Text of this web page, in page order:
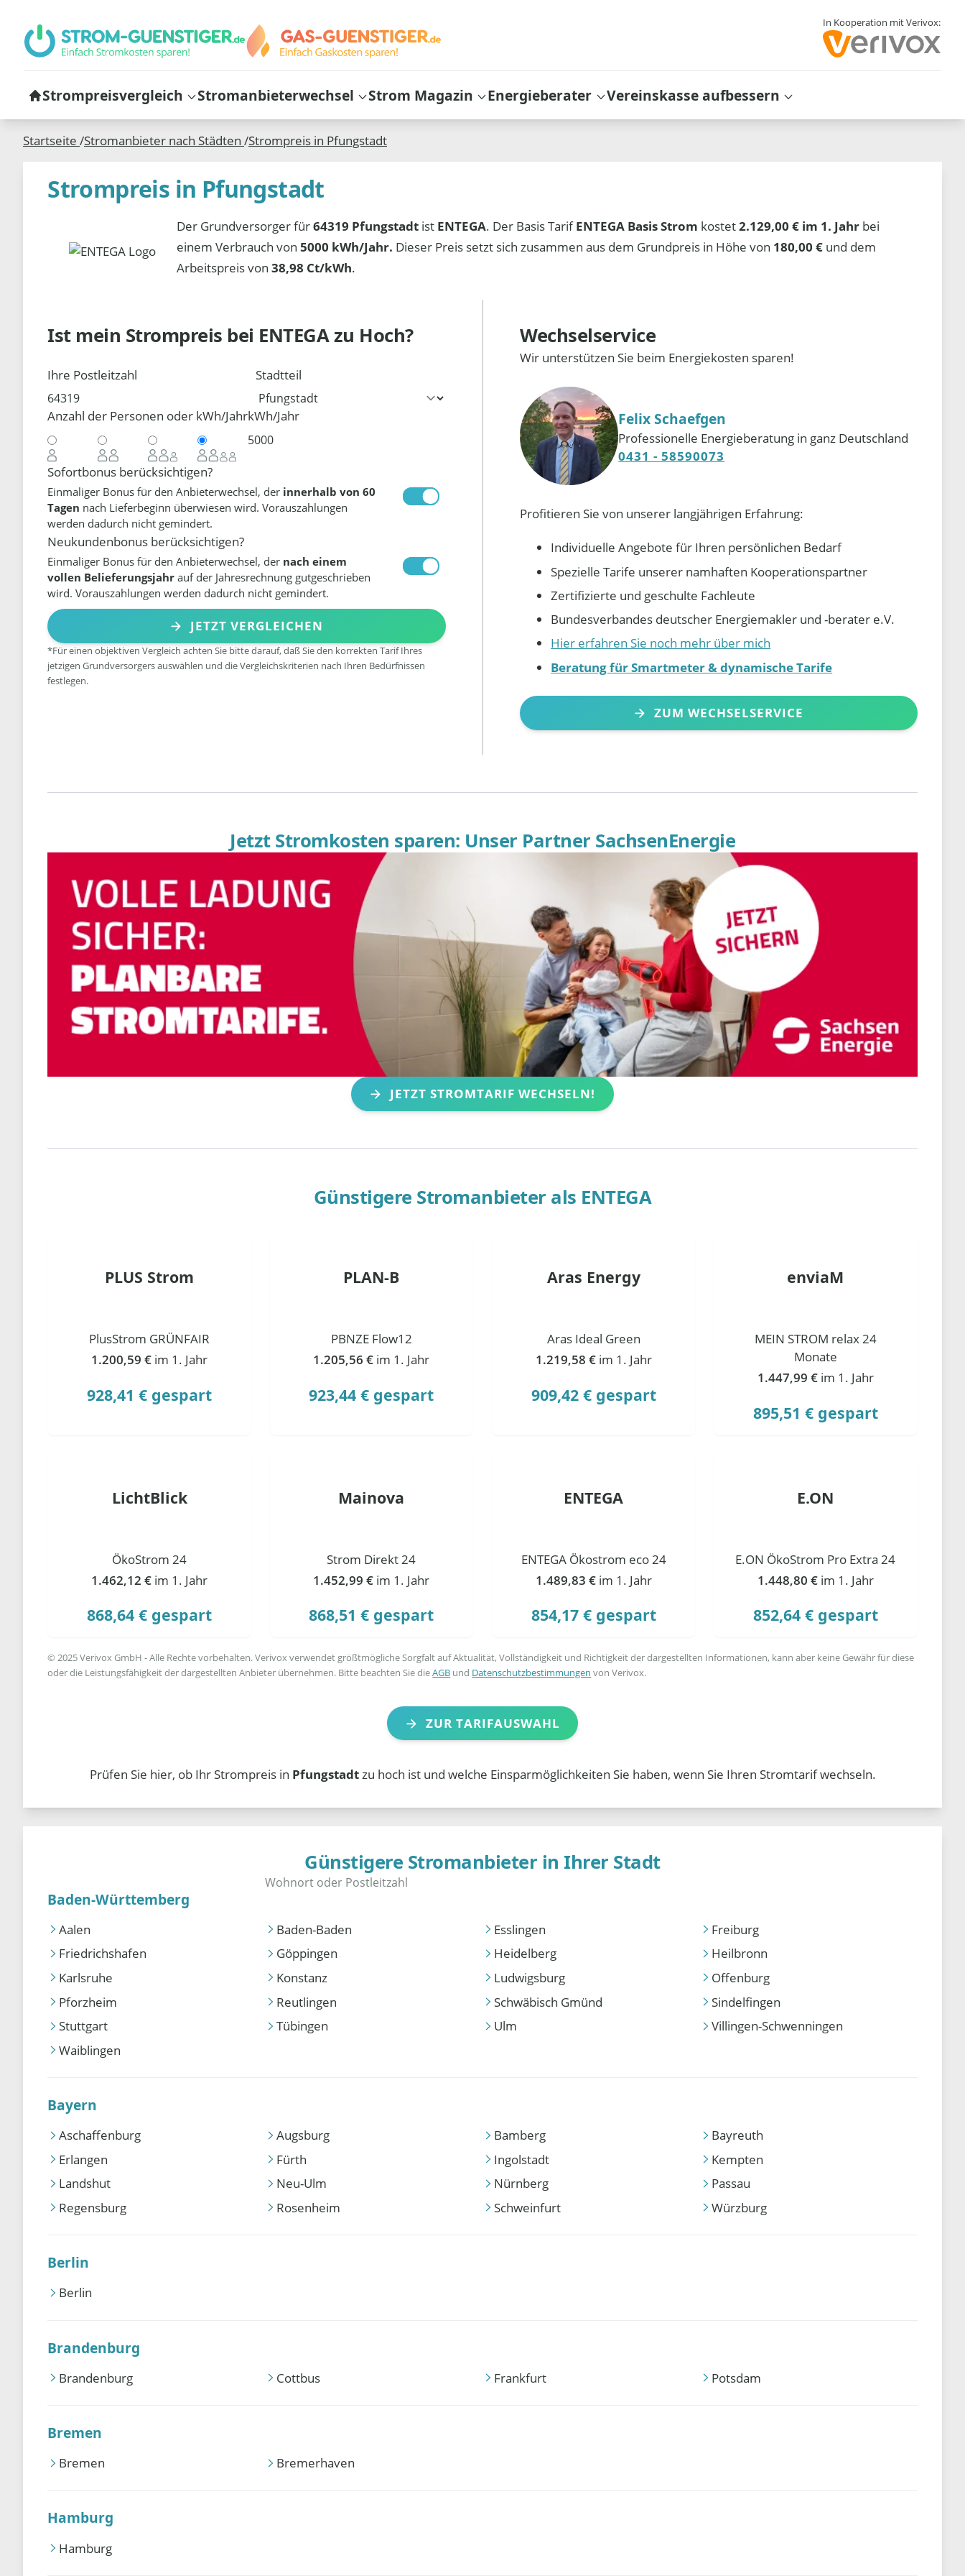
In Kooperation mit Verivox:
Strompreisvergleich Stromanbieterwechsel Strom Magazin Energieberater Vereinskasse aufbessern
Startseite /Stromanbieter nach Städten /Strompreis in Pfungstadt
Strompreis in Pfungstadt
Der Grundversorger für64319 Pfungstadt ist ENTEGA. Der Basis TarifENTEGA Basis Strom kostet2.129,00 € im 1. Jahr bei
einem Verbrauch von5000 kWh/Jahr. Dieser Preis setzt sich zusammen aus dem Grundpreis in Höhe von 180,00 € und dem
Arbeitspreis von38,98 Ct/kWh.
Ist mein Strompreis bei ENTEGAzu Hoch?
Ihre Postleitzahl Stadtteil
Anzahl der Personen oder kWh/JahrkWh/Jahr
Sofortbonus berücksichtigen?
Einmaliger Bonus für den Anbieterwechsel, der innerhalb von 60
Tagen nach Lieferbeginn überwiesen wird. Vorauszahlungen
werden dadurch nicht gemindert.
Neukundenbonus berücksichtigen?
Einmaliger Bonus für den Anbieterwechsel, der nach einem
vollen Belieferungsjahr auf der Jahresrechnung gutgeschrieben
wird. Vorauszahlungen werden dadurch nicht gemindert.
JETZT VERGLEICHEN
*Für einen objektiven Vergleich achten Sie bitte darauf, daß Sie den korrekten Tarif Ihres
jetzigen Grundversorgers auswählen und die Vergleichskriterien nach Ihren Bedürfnissen
festlegen.
Wechselservice
Wir unterstützen Sie beim Energiekosten sparen!
Felix Schaefgen
Professionelle Energieberatung in ganz Deutschland
0431 - 58590073
Profitieren Sie von unserer langjährigen Erfahrung:
Individuelle Angebote für Ihren persönlichen Bedarf
Spezielle Tarife unserer namhaften Kooperationspartner
Zertifizierte und geschulte Fachleute
Bundesverbandes deutscher Energiemakler und -berater e.V.
Hier erfahren Sie noch mehr über mich
Beratung für Smartmeter & dynamische Tarife
ZUM WECHSELSERVICE
Jetzt Stromkosten sparen: Unser Partner SachsenEnergie
JETZT STROMTARIF WECHSELN!
Günstigere Stromanbieter als ENTEGA
PLUS Strom
PlusStrom GRÜNFAIR
1.200,59 € im 1. Jahr
928,41 € gespart
PLAN-B
PBNZE Flow12
1.205,56 € im 1. Jahr
923,44 € gespart
Aras Energy
Aras Ideal Green
1.219,58 € im 1. Jahr
909,42 € gespart
enviaM
MEIN STROM relax 24
Monate
1.447,99 € im 1. Jahr
895,51 € gespart
LichtBlick
ÖkoStrom 24
1.462,12 € im 1. Jahr
868,64 € gespart
Mainova
Strom Direkt 24
1.452,99 € im 1. Jahr
868,51 € gespart
ENTEGA
ENTEGA Ökostrom eco 24
1.489,83 € im 1. Jahr
854,17 € gespart
E.ON
E.ON ÖkoStrom Pro Extra 24
1.448,80 € im 1. Jahr
852,64 € gespart
© 2025 Verivox GmbH - Alle Rechte vorbehalten. Verivox verwendet größtmögliche Sorgfalt auf Aktualität, Vollständigkeit und Richtigkeit der dargestellten Informationen, kann aber keine Gewähr für diese
oder die Leistungsfähigkeit der dargestellten Anbieter übernehmen. Bitte beachten Sie dieAGB und Datenschutzbestimmungen von Verivox.
ZUR TARIFAUSWAHL
Prüfen Sie hier, ob Ihr Strompreis in Pfungstadtzu hoch ist und welche Einsparmöglichkeiten Sie haben, wenn Sie Ihren Stromtarif wechseln.
Günstigere Stromanbieter in Ihrer Stadt
Baden-Württemberg
Aalen Baden-Baden Esslingen
Freiburg
Friedrichshafen
Göppingen Heidelberg
Heilbronn
Karlsruhe
Konstanz Ludwigsburg
Offenburg
Pforzheim
Reutlingen Schwäbisch Gmünd
Sindelfingen
Stuttgart
Tübingen Ulm
Villingen-Schwenningen
Waiblingen
Bayern
Aschaffenburg Augsburg Bamberg
Bayreuth
Erlangen
Fürth Ingolstadt
Kempten
Landshut
Neu-Ulm Nürnberg
Passau
Regensburg
Rosenheim Schweinfurt Würzburg
Berlin
Berlin
Brandenburg
Brandenburg Cottbus Frankfurt Potsdam
Bremen
Bremen Bremerhaven
Hamburg
Hamburg